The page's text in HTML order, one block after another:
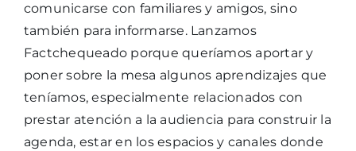
comunicarse con familiares y amigos, sino
también para informarse. Lanzamos
Factchequeado porque queríamos aportar y
poner sobre la mesa algunos aprendizajes que
teníamos, especialmente relacionados con
prestar atención a la audiencia para construir la
agenda, estar en los espacios y canales donde